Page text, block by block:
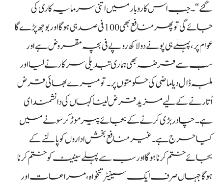
گئے‘‘۔ جب اس کاروبار میں اتنی سرمایہ کاری کی
جائے گی تو پھر منافع بھی 100 فی صد ہی ہوگا اور بوجھ پڑے گا
عوام پر، پہلے ہی پونے دو لاکھ روپے فی بچہ مقروض ہے اور
سب سے قرضہ بھی ہماری تبدیلی سرکار نے لیا اور
ملبہ ڈال دیا ماضی کی حکومتوں پر۔ تو میرے بھائی قرض
اُتارنے کے لیے مزید قرض لینا کہاں کی دانشمندای
ہے۔ چادر بڑی کرنے کے بجائے پیر موڑ کر سونے میں
کیا حرج ہے۔ غیر منافع بخش اداروں کو پالنے کے
بجائے ختم کرنا ہوگا اور سب سے پہلے سینیٹ کو ختم کرنا
ہوگا جہاں صرف ایک سینیٹر تنخواہ، مراعات اور